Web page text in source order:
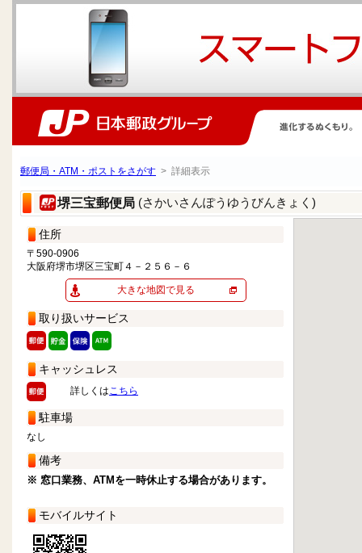
郵便局・ATM・ポストをさがす > 詳細表示
堺三宝郵便局 (さかいさんぽうゆうびんきょく)
住所
〒590-0906
大阪府堺市堺区三宝町４－２５６－６
大きな地図で見る
取り扱いサービス
キャッシュレス
詳しくはこちら
駐車場
なし
備考
※ 窓口業務、ATMを一時休止する場合があります。
モバイルサイト